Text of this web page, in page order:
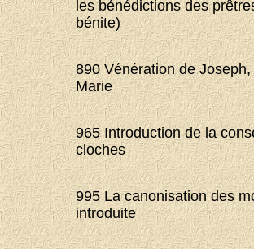
les bénédictions des
bénite)
890 Vénération de
Marie
965 Introduction de la
cloches
995 La canonisation des
introduite